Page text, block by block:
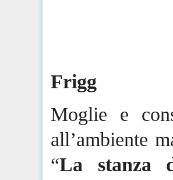
Frigg
Moglie e
all’ambiente
“La stanza